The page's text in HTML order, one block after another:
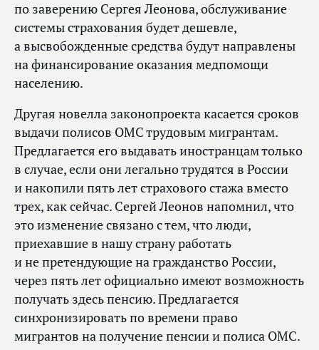
по заверению Сергея Леонова, обслуживание
системы страхования будет дешевле,
а высвобожденные средства будут направлены
на финансирование оказания медпомощи
населению.
Другая новелла законопроекта касается сроков
выдачи полисов ОМС трудовым мигрантам.
Предлагается его выдавать иностранцам только
в случае, если они легально трудятся в России
и накопили пять лет страхового стажа вместо
трех, как сейчас. Сергей Леонов напомнил, что
это изменение связано с тем, что люди,
приехавшие в нашу страну работать
и не претендующие на гражданство России,
через пять лет официально имеют возможность
получать здесь пенсию. Предлагается
синхронизировать по времени право
мигрантов на получение пенсии и полиса ОМС.